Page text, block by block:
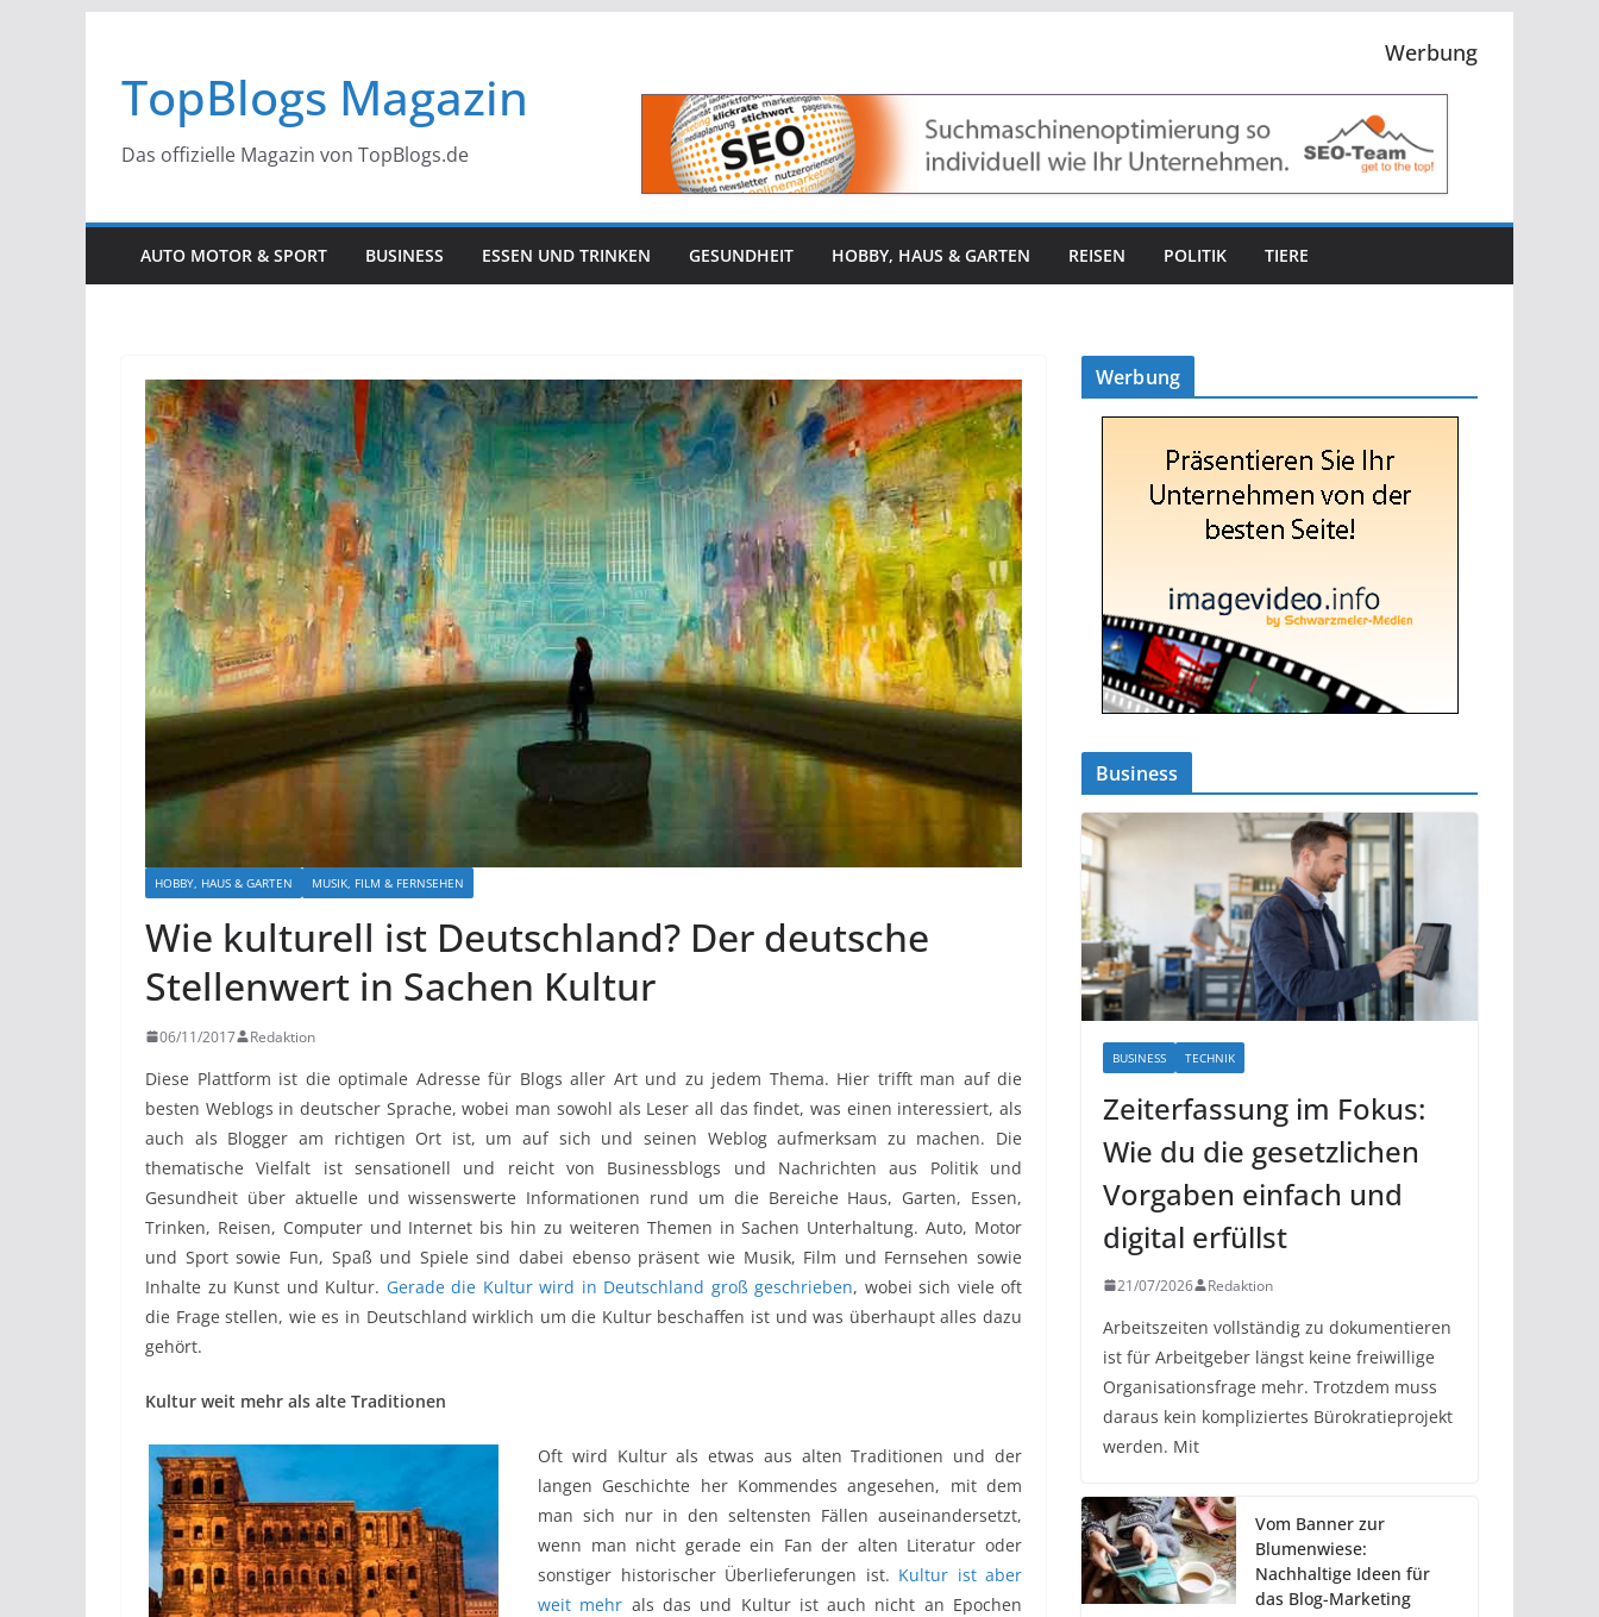
springen
TopBlogs Magazin
Das offizielle Magazin von TopBlogs.de
Werbung
AUTO MOTOR & SPORT BUSINESS ESSEN UND TRINKEN GESUNDHEIT HOBBY, HAUS & GARTEN REISEN POLITIK TIERE
HOBBY, HAUS & GARTEN MUSIK, FILM & FERNSEHEN
Wie kulturell ist Deutschland? Der deutsche
Stellenwert in Sachen Kultur
06/11/2017 Redaktion
Diese Plattform ist die optimale Adresse für Blogs aller Art und zu jedem Thema. Hier trifft man auf die
besten Weblogs in deutscher Sprache, wobei man sowohl als Leser all das findet, was einen interessiert, als
auch als Blogger am richtigen Ort ist, um auf sich und seinen Weblog aufmerksam zu machen. Die
thematische Vielfalt ist sensationell und reicht von Businessblogs und Nachrichten aus Politik und
Gesundheit über aktuelle und wissenswerte Informationen rund um die Bereiche Haus, Garten, Essen,
Trinken, Reisen, Computer und Internet bis hin zu weiteren Themen in Sachen Unterhaltung. Auto, Motor
und Sport sowie Fun, Spaß und Spiele sind dabei ebenso präsent wie Musik, Film und Fernsehen sowie
Inhalte zu Kunst und Kultur. Gerade die Kultur wird in Deutschland groß geschrieben, wobei sich viele oft
die Frage stellen, wie es in Deutschland wirklich um die Kultur beschaffen ist und was überhaupt alles dazu
gehört.
Kultur weit mehr als alte Traditionen
Oft wird Kultur als etwas aus alten Traditionen und der
langen Geschichte her Kommendes angesehen, mit dem
man sich nur in den seltensten Fällen auseinandersetzt,
wenn man nicht gerade ein Fan der alten Literatur oder
sonstiger historischer Überlieferungen ist. Kultur ist aber
weit mehr als das und Kultur ist auch nicht an Epochen
Werbung
Business
BUSINESS TECHNIK
Zeiterfassung im Fokus:
Wie du die gesetzlichen
Vorgaben einfach und
digital erfüllst
21/07/2026 Redaktion
Arbeitszeiten vollständig zu dokumentieren
ist für Arbeitgeber längst keine freiwillige
Organisationsfrage mehr. Trotzdem muss
daraus kein kompliziertes Bürokratieprojekt
werden. Mit
Vom Banner zur
Blumenwiese:
Nachhaltige Ideen für
das Blog-Marketing